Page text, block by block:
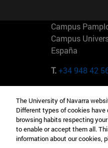
Campus
Campus
España
T.+34 948 42
Camino del
Madrid España
T.+34 912 11
The University of Navarra
Different types of cookies have
browsing habits respecting
to enable or accept them all.
information about our cookies,